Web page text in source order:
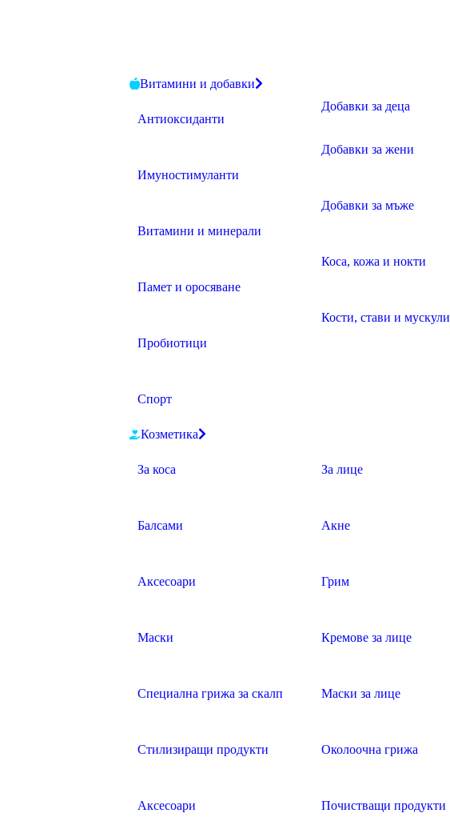
Витамини и добавки
Антиоксиданти
Имуностимуланти
Витамини и минерали
Памет и оросяване
Пробиотици
Спорт
Добавки за деца
Добавки за жени
Добавки за мъже
Коса, кожа и нокти
Кости, стави и мускули
Козметика
За коса
Балсами
Аксесоари
Маски
Специална грижа за скалп
Стилизиращи продукти
Аксесоари
За лице
Акне
Грим
Кремове за лице
Маски за лице
Околоочна грижа
Почистващи продукти